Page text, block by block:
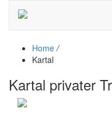
Home /
Kartal
Kartal privater